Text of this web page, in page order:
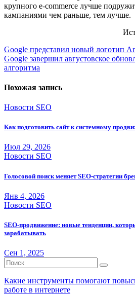
крупного e-commerce лучше
кампаниями чем раньше, тем лучше.
Навигация
по
Google представил новый логотип
Google завершил августовское
алгоритма
Похожая запись
Новости SEO
Как подготовить сайт к системному
Июл 29, 2026
Новости SEO
Голосовой поиск меняет SEO-стратегии
Янв 4, 2026
Новости SEO
SEO-продвижение: новые тенденции,
зарабатывать
Сен 1, 2025
Какие инструменты помогают
работе в интернете